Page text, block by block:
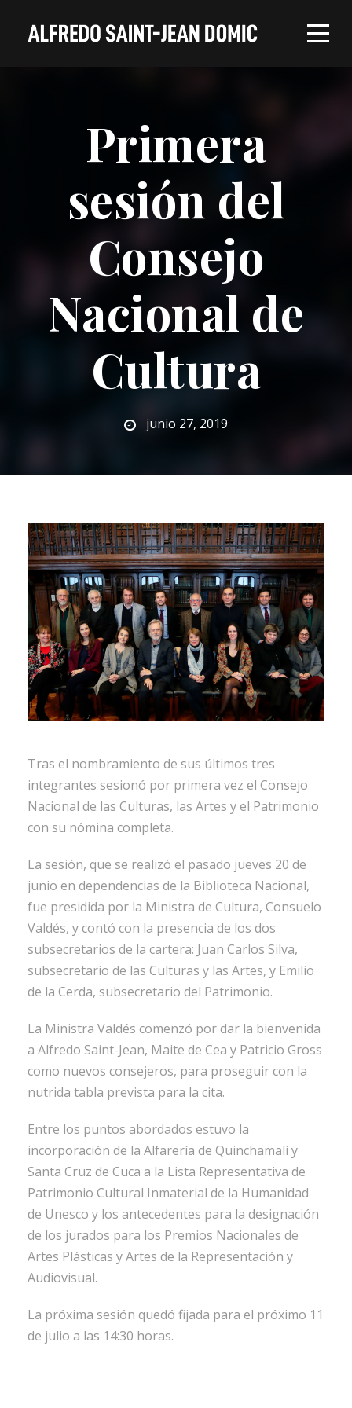
Primera
sesión del
Consejo
Nacional de
Cultura
junio 27, 2019
Tras el nombramiento de sus últimos tres
integrantes sesionó por primera vez el Consejo
Nacional de las Culturas, las Artes y el Patrimonio
con su nómina completa.
La sesión, que se realizó el pasado jueves 20 de
junio en dependencias de la Biblioteca Nacional,
fue presidida por la Ministra de Cultura, Consuelo
Valdés, y contó con la presencia de los dos
subsecretarios de la cartera: Juan Carlos Silva,
subsecretario de las Culturas y las Artes, y Emilio
de la Cerda, subsecretario del Patrimonio.
La Ministra Valdés comenzó por dar la bienvenida
a Alfredo Saint-Jean, Maite de Cea y Patricio Gross
como nuevos consejeros, para proseguir con la
nutrida tabla prevista para la cita.
Entre los puntos abordados estuvo la
incorporación de la Alfarería de Quinchamalí y
Santa Cruz de Cuca a la Lista Representativa de
Patrimonio Cultural Inmaterial de la Humanidad
de Unesco y los antecedentes para la designación
de los jurados para los Premios Nacionales de
Artes Plásticas y Artes de la Representación y
Audiovisual.
La próxima sesión quedó fijada para el próximo 11
de julio a las 14:30 horas.